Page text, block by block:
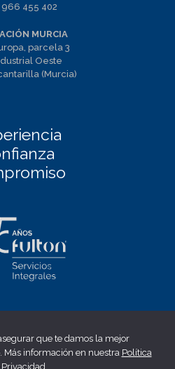
966 455 402
MURCIA
parcela 3
Oeste
(Murcia)
Política de cookies
ético
que te damos la mejor
Más información en nuestra Política